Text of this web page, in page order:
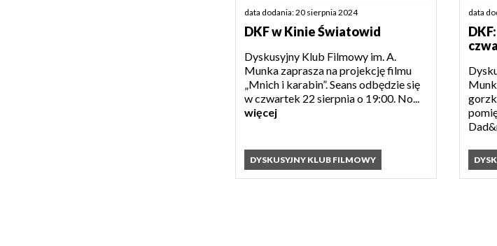
data dodania: 20 sierpnia 2024
DKF w Kinie Światowid
Dyskusyjny Klub Filmowy im. A.
Munka zaprasza na projekcję filmu
„Mnich i karabin”. Seans odbędzie się
w czwartek 22 sierpnia o 19:00. No...
więcej
DYSKUSYJNY KLUB FILMOWY
data